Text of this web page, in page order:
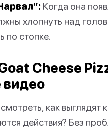
Когда она
хлопнуть над
по стопке.
Cheese
видео
как выглядят
действия? Без